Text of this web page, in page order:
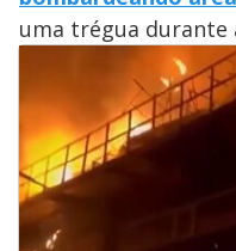
uma trégua durante